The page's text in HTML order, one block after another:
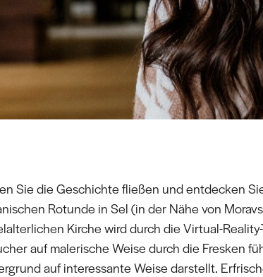
Sie die Geschichte fließen und entdecken
Rotunde in Sel (in der Nähe von
Kirche wird durch die Virtual-
auf malerische Weise durch die Fresken
auf interessante Weise darstellt.